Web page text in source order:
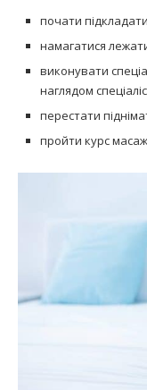
почати
намагатися
виконувати
наглядом
перестати
пройти курс